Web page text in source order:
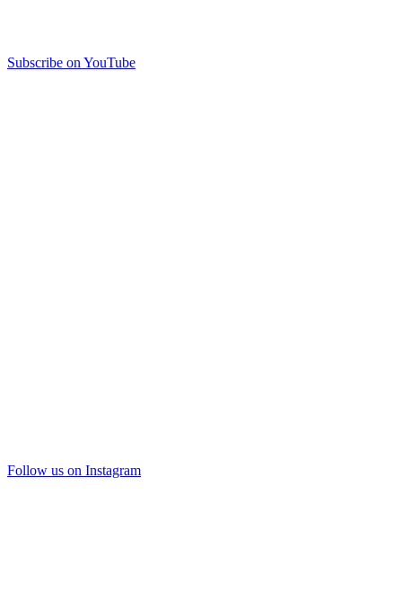
Subscribe on YouTube
Follow us on Instagram